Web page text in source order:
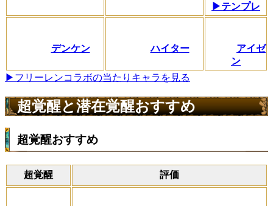
▶テンプレ
デンケン ハイター
アイゼ
ン
▶フリーレンコラボの当たりキャラを見る
超覚醒と潜在覚醒おすすめ
超覚醒おすすめ
超覚醒 評価